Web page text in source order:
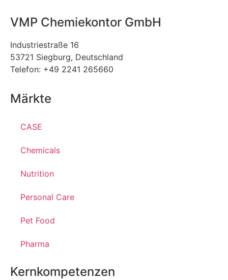
VMP Chemiekontor GmbH
Industriestraße 16
53721 Siegburg, Deutschland
Telefon: +49 2241 265660
Märkte
CASE
Chemicals
Nutrition
Personal Care
Pet Food
Pharma
Kernkompetenzen